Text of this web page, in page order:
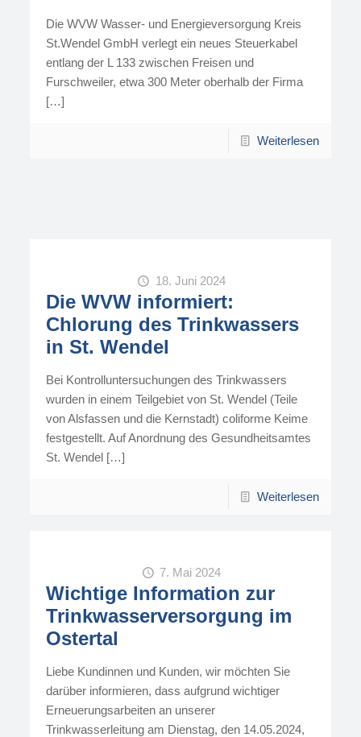
Die WVW Wasser- und Energieversorgung Kreis
St.Wendel GmbH verlegt ein neues Steuerkabel
entlang der L 133 zwischen Freisen und
Furschweiler, etwa 300 Meter oberhalb der Firma
[…]
Weiterlesen
18. Juni 2024
Die WVW informiert:
Chlorung des Trinkwassers
in St. Wendel
Bei Kontrolluntersuchungen des Trinkwassers
wurden in einem Teilgebiet von St. Wendel (Teile
von Alsfassen und die Kernstadt) coliforme Keime
festgestellt. Auf Anordnung des Gesundheitsamtes
St. Wendel […]
Weiterlesen
7. Mai 2024
Wichtige Information zur
Trinkwasserversorgung im
Ostertal
Liebe Kundinnen und Kunden, wir möchten Sie
darüber informieren, dass aufgrund wichtiger
Erneuerungsarbeiten an unserer
Trinkwasserleitung am Dienstag, den 14.05.2024,